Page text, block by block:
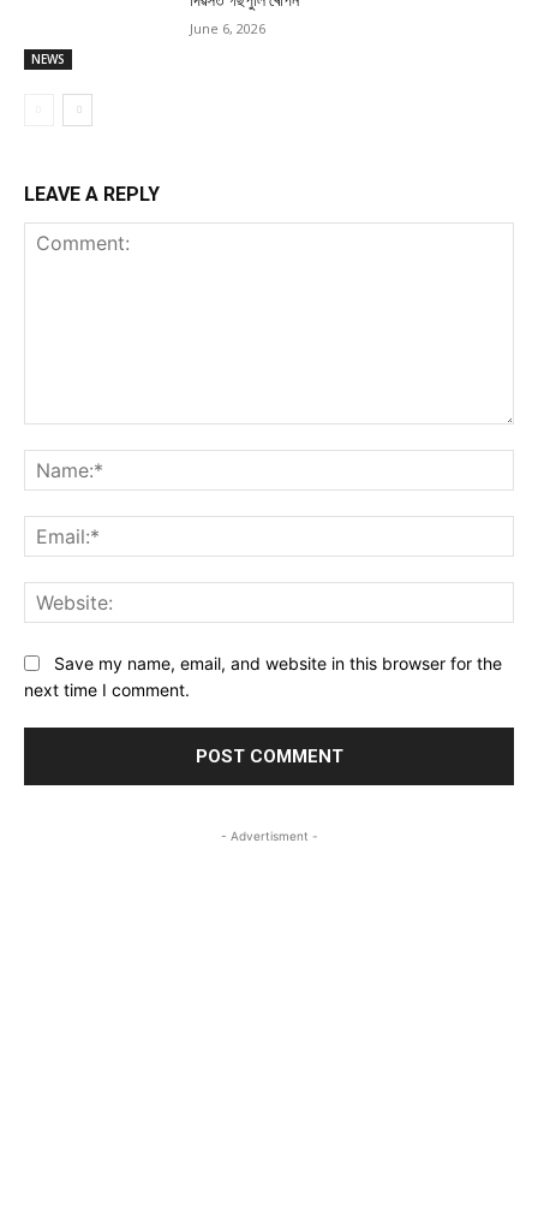
NEWS
June 6, 2026
LEAVE A REPLY
Save my name, email, and website in this browser for the
next time I comment.
- Advertisment -